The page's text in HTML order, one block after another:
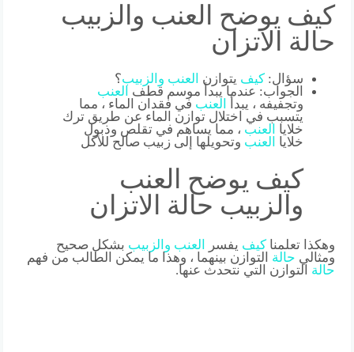
كيف يوضح العنب والزبيب
حالة الاتزان
سؤال:كيف يتوازن العنب والزبيب؟
الجواب: عندما يبدأ موسم قطف
العنب
وتجفيفه ، يبدأ
العنب في فقدان الماء ، مما
يتسبب في اختلال توازن الماء عن طريق ترك
خلايا
العنب ، مما يساهم في تقلص وذبول
خلايا
العنب وتحويلها إلى زبيب صالح للأكل
كيف يوضح العنب
والزبيب حالة الاتزان
وهكذا تعلمناكيف يفسر العنب والزبيب بشكل صحيح
ومثالي حالة التوازن بينهما ، وهذا ما يمكن الطالب من فهم
حالة التوازن التي نتحدث عنها.